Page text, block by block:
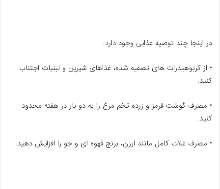
در اینجا چند توصیه غذایی وجود دارد:
• از کربوهیدرات های تصفیه شده، غذاهای شیرین و لبنیات اجتناب
کنید.
• مصرف گوشت قرمز و زرده تخم مرغ را به دو بار در هفته محدود
کنید.
• مصرف غلات کامل مانند ارزن، برنج قهوه ای و جو را افزایش دهید.